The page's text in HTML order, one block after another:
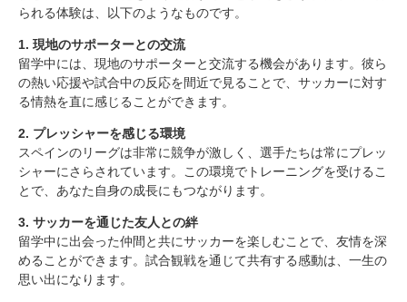
られる体験は、以下のようなものです。
1. 現地のサポーターとの交流
留学中には、現地のサポーターと交流する機会があります。彼ら
の熱い応援や試合中の反応を間近で見ることで、サッカーに対す
る情熱を直に感じることができます。
2. プレッシャーを感じる環境
スペインのリーグは非常に競争が激しく、選手たちは常にプレッ
シャーにさらされています。この環境でトレーニングを受けるこ
とで、あなた自身の成長にもつながります。
3. サッカーを通じた友人との絆
留学中に出会った仲間と共にサッカーを楽しむことで、友情を深
めることができます。試合観戦を通じて共有する感動は、一生の
思い出になります。